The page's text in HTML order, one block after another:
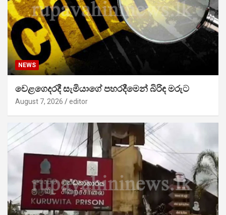
NEWS
වෙළගෙදරදී සැමියාගේ පහරදීමෙන් බිරිඳ මරුට
August 7, 2026 editor